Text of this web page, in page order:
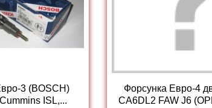
3 (BOSCH)
ISL,...
Форсунка Евро-4
CA6DL2 FAW J6